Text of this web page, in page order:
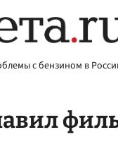
с бензином в